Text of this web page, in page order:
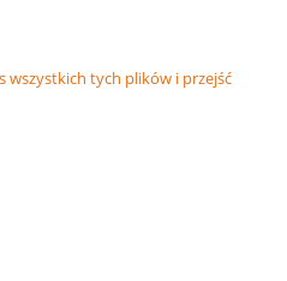
wszystkich tych plików i przejść